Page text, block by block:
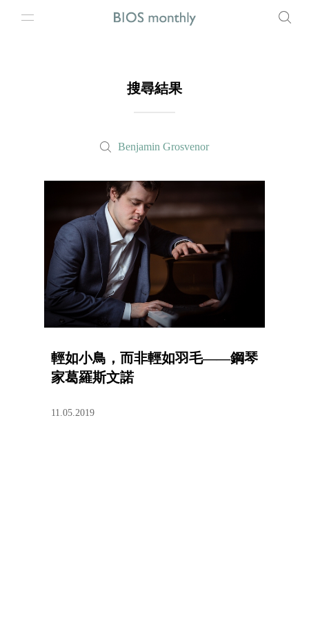
搜尋結果
Benjamin Grosvenor
輕如小鳥，而非輕如羽毛——鋼琴
家葛羅斯文諾
11.05.2019